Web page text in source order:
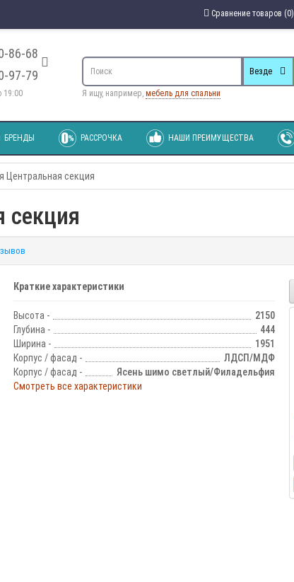
Сравнение товаров (0)
86-68
97-79
19:00
Везде
Я ищу, например, мебель для спальни
БРЕНДЫ РАССРОЧКА НАШИ ПРЕИМУЩЕСТВА
Центральная секция
секция
Краткие характеристики
Высота -
2150
Глубина -
444
Ширина -
1951
Корпус / фасад -
ЛДСП/МДФ
Корпус / фасад -
Ясень шимо светлый/Филадельфия
Смотреть все характеристики